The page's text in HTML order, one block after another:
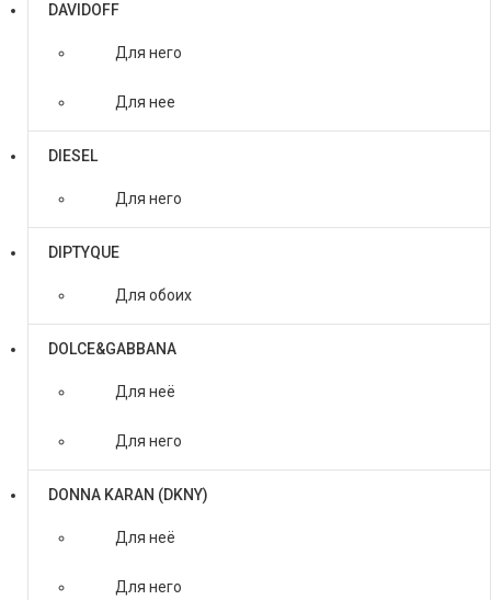
DAVIDOFF
Для него
Для нее
DIESEL
Для него
DIPTYQUE
Для обоих
DOLCE&GABBANA
Для неё
Для него
DONNA KARAN (DKNY)
Для неё
Для него